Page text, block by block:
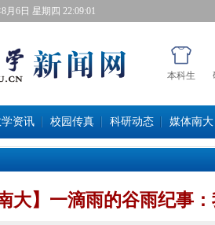
8月6日星期四 22:09:02
本科生
资讯 校园传真 科研动态 媒体南大
大】一滴雨的谷雨纪事